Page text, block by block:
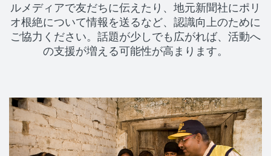
ルメディアで友だちに伝えたり、地元新聞社にポリ
オ根絶について情報を送るなど、認識向上のために
ご協力ください。話題が少しでも広がれば、活動へ
の支援が増える可能性が高まります。